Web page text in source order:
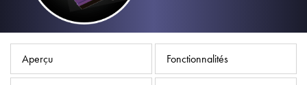
Aperçu Fonctionnalités